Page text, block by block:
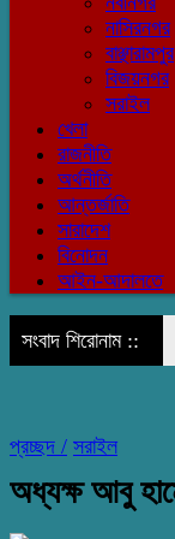
নাসিরনগর
বাঞ্ছারামপুর
বিজয়নগর
সরাইল
খেলা
রাজনীতি
অর্থনীতি
আন্তর্জাতি
সারাদেশ
বিনোদন
আইন-আদালতে
সংবাদ শিরোনাম ::
প্রচ্ছদ / সরাইল
অধ্যক্ষ আবু